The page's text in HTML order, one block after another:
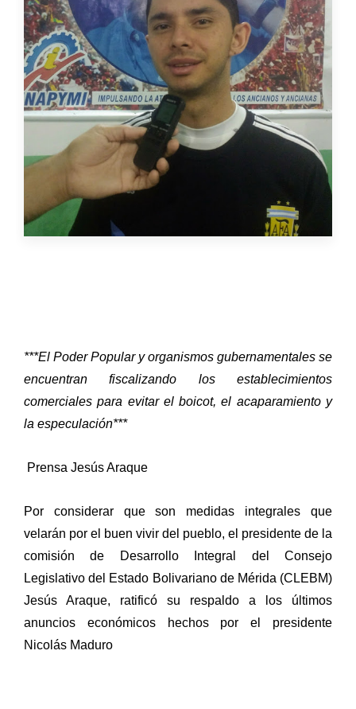
***El Poder Popular y organismos gubernamentales se
encuentran fiscalizando los establecimientos
comerciales para evitar el boicot, el acaparamiento y
la especulación***
Prensa Jesús Araque
Por considerar que son medidas integrales que
velarán por el buen vivir del pueblo, el presidente de la
comisión de Desarrollo Integral del Consejo
Legislativo del Estado Bolivariano de Mérida (CLEBM)
Jesús Araque, ratificó su respaldo a los últimos
anuncios económicos hechos por el presidente
Nicolás Maduro